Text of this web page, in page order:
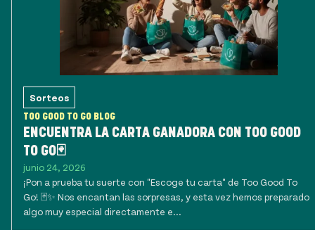
Sorteos
TOO GOOD TO GO BLOG
ENCUENTRA LA CARTA GANADORA CON TOO GOOD
TO GO🃏
junio 24, 2026
¡Pon a prueba tu suerte con "Escoge tu carta" de Too Good To
Go! 🃏✨ Nos encantan las sorpresas, y esta vez hemos preparado
algo muy especial directamente e...